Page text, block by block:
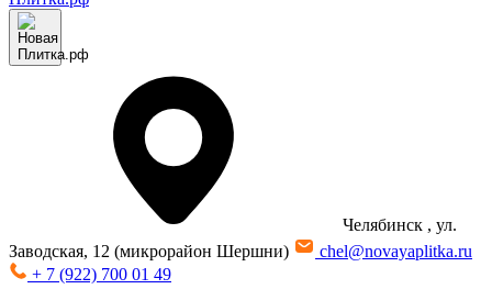
Челябинск , ул.
Заводская, 12 (микрорайон Шершни)
chel@novayaplitka.ru
+ 7 (922) 700 01 49